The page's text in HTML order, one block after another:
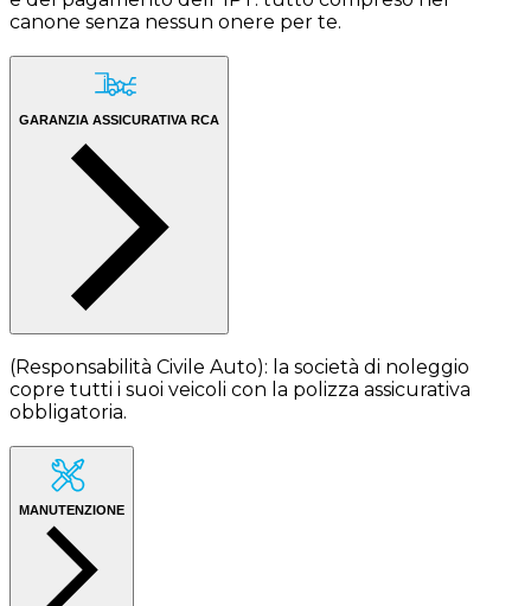
canone senza nessun onere per te.
GARANZIA ASSICURATIVA RCA
(Responsabilità Civile Auto): la società di noleggio
copre tutti i suoi veicoli con la polizza assicurativa
obbligatoria.
MANUTENZIONE